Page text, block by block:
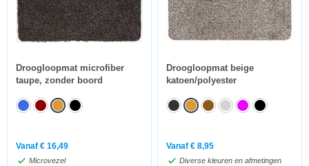
Droogloopmat microfiber
taupe, zonder boord
Vanaf € 16,49
Microvezel
Droogloopmat beige
katoen/polyester
Vanaf € 8,95
Diverse kleuren en afmetingen